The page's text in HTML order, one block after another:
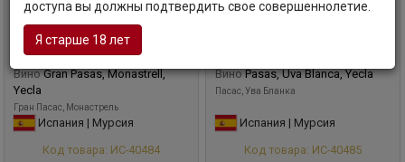
ВиноGran Pasas, Monastrell,
Yecla
Гран Пасас, Монастрель
Испания | Мурсия
Код товара: ИС-40484
ВиноPasas, Uva Blanca, Yecla
Пасас, Ува Бланка
Испания | Мурсия
Код товара: ИС-40485
доступа вы должны подтвердить свое совершеннолетие.
Я старше 18 лет